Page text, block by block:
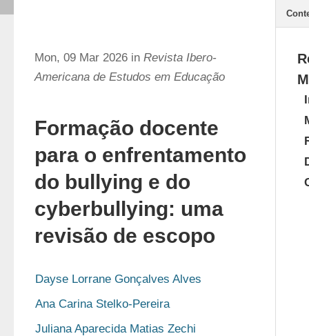
Mon, 09 Mar 2026 in Revista Ibero-
Americana de Estudos em Educação
Formação docente
para o enfrentamento
do bullying e do
cyberbullying: uma
revisão de escopo
Dayse Lorrane Gonçalves Alves
Ana Carina Stelko-Pereira
Juliana Aparecida Matias Zechi